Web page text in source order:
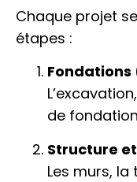
Chaque projet
étapes :
Fondations
de
Structure
Les murs,